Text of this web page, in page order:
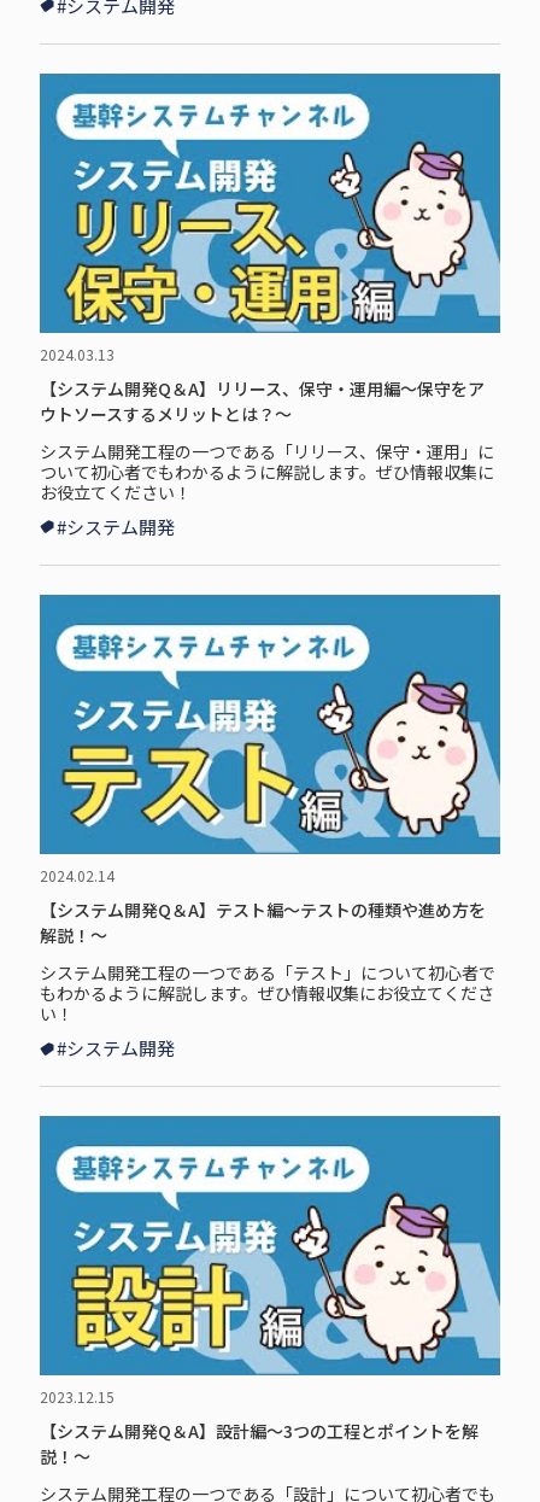
2024.03.13
【システム開発Q＆A】リリース、保守・運用編～保守をア
ウトソースするメリットとは？～
システム開発工程の一つである「リリース、保守・運用」に
ついて初心者でもわかるように解説します。ぜひ情報収集に
お役立てください！
#システム開発
2024.02.14
【システム開発Q＆A】テスト編～テストの種類や進め方を
解説！～
システム開発工程の一つである「テスト」について初心者で
もわかるように解説します。ぜひ情報収集にお役立てくださ
い！
#システム開発
2023.12.15
【システム開発Q＆A】設計編～3つの工程とポイントを解
説！～
システム開発工程の一つである「設計」について初心者でも